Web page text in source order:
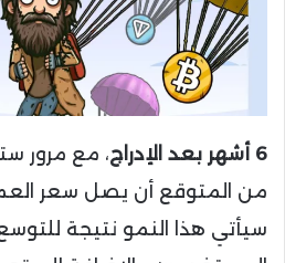
6 أشهر بعد الإدراج
، مع مرور
من المتوقع أن يصل سعر
سيأتي هذا النمو نتيجة